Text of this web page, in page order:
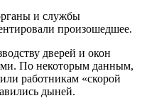
и службы
произошедшее.
дверей и окон
По некоторым данным,
работникам «скорой
дыней.